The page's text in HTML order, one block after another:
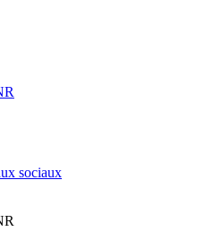
sociaux